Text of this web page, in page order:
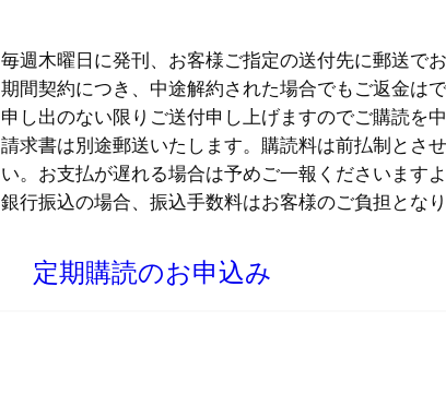
毎週木曜日に発刊、お客様ご指定の送付先に郵送でお
期間契約につき、中途解約された場合でもご返金は
申し出のない限りご送付申し上げますのでご購読を
請求書は別途郵送いたします。購読料は前払制とさ
い。お支払が遅れる場合は予めご一報くださいます
銀行振込の場合、振込手数料はお客様のご負担となり
定期購読のお申込み